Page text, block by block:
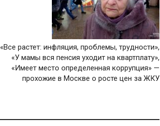
«Все растет: инфляция, проблемы, трудности»,
«У мамы вся пенсия уходит на квартплату»,
«Имеет место определенная коррупция» —
прохожие в Москве о росте цен за ЖКУ